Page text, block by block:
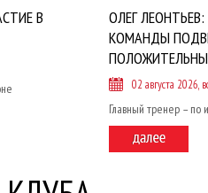
В
ОЛЕГ
КОМАНДЫ
02 августа 2026,
Главный тренер – по